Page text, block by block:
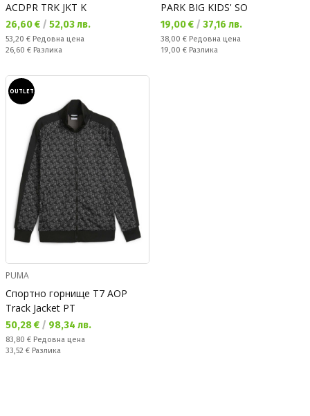
ACDPR TRK JKT K
Текуща цена:
26,60 € / 52,03 лв.
Редовна цена:
53,20 € Редовна цена
Спестявате:
26,60 € Разлика
PARK BIG KIDS' SO
Текуща цена:
19,00 € / 37,16 лв.
Редовна цена:
38,00 € Редовна цена
Спестявате:
19,00 € Разлика
OUTLET
PUMA
Спортно горнище T7 AOP
Track Jacket PT
Текуща цена:
50,28 € / 98,34 лв.
Редовна цена:
83,80 € Редовна цена
Спестявате:
33,52 € Разлика